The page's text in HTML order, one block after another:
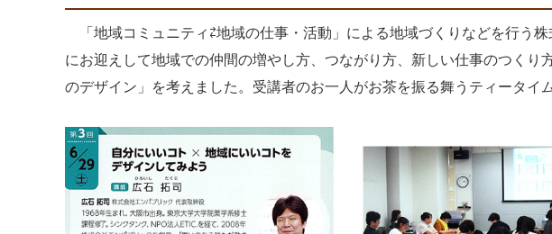
「地域コミュニティ⇄地域の仕事・活動」による地域づくりなどを行う
にお迎えして地域での仲間の増やし方、つながり方、新しい仕事のつくり
のデザイン」を考えました。受講者のお一人がお茶を振る舞うティータイ